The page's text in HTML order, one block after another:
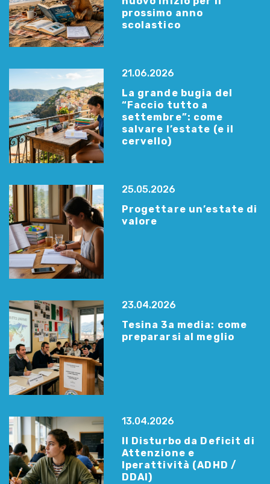
prossimo anno
scolastico
21.06.2026
La grande bugia del
“Faccio tutto a
settembre”: come
salvare l’estate (e il
cervello)
25.05.2026
Progettare un’estate di
valore
23.04.2026
Tesina 3a media: come
prepararsi al meglio
13.04.2026
Il Disturbo da Deficit di
Attenzione e
Iperattività (ADHD /
DDAI)